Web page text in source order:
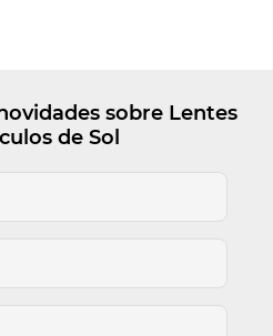
sobre Lentes
de Sol